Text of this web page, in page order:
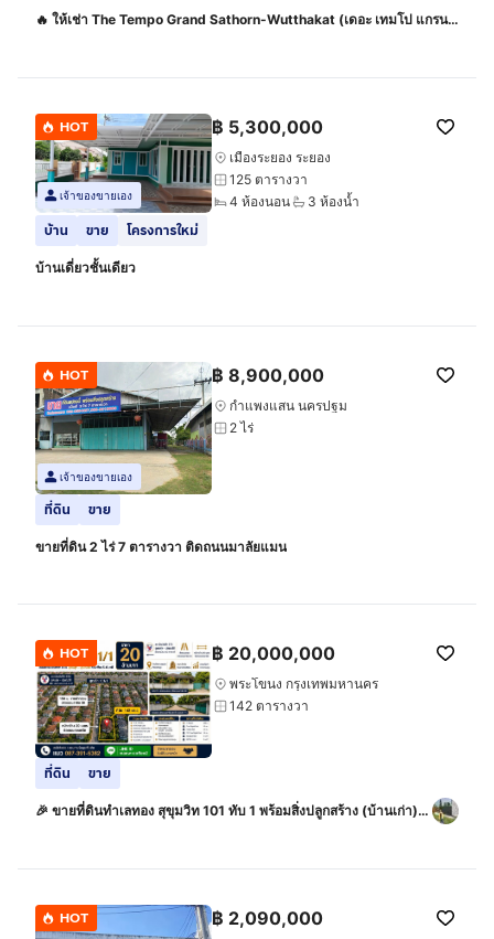
🔥 ให้เช่า The Tempo Grand Sathorn-Wutthakat (เดอะ เทมโป แกรนด์
HOT
เจ้าของขายเอง
฿ 5,300,000
เมืองระยอง ระยอง
125 ตารางวา
4 ห้องนอน
3 ห้องน้ำ
บ้าน ขาย โครงการใหม่
บ้านเดี่ยวชั้นเดียว
HOT
เจ้าของขายเอง
฿ 8,900,000
กำแพงแสน นครปฐม
2 ไร่
ที่ดิน ขาย
ขายที่ดิน 2 ไร่ 7 ตารางวา ติดถนนมาลัยแมน
HOT ฿ 20,000,000
พระโขนง กรุงเทพมหานคร
142 ตารางวา
ที่ดิน ขาย
🎉 ขายที่ดินทำเลทอง สุขุมวิท 101 ทับ 1 พร้อมสิ่งปลูกสร้าง (บ้านเก่า)
HOT ฿ 2,090,000